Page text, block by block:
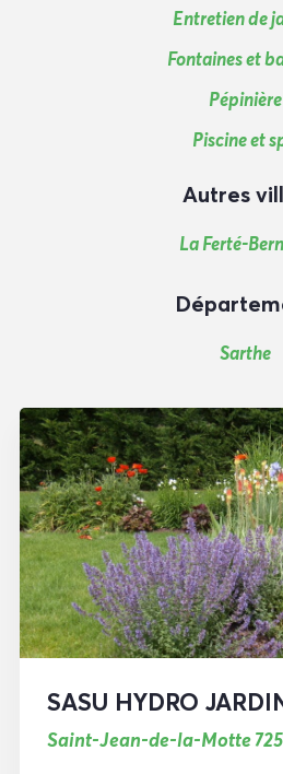
Entretien de
Fontaines et
Pépinière
Piscine et
Autres
La Ferté-
Sarthe
SASU HYDRO
Saint-Jean-de-la-Motte